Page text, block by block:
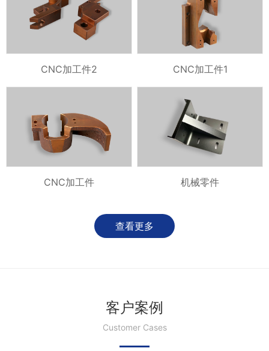
CNC加工件2 CNC加工件1
CNC加工件 机械零件
查看更多
客户案例
Customer Cases